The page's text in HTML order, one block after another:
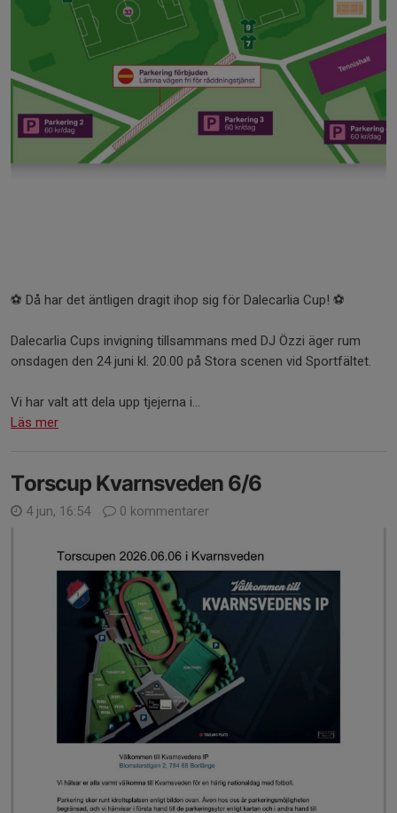
⚽️ Då har det äntligen dragit ihop sig för Dalecarlia Cup! ⚽️
Dalecarlia Cups invigning tillsammans med DJ Özzi äger rum
onsdagen den 24 juni kl. 20.00 på Stora scenen vid Sportfältet.
Vi har valt att dela upp tjejerna i...
Läs mer
Torscup Kvarnsveden 6/6
4 jun, 16:54 0 kommentarer